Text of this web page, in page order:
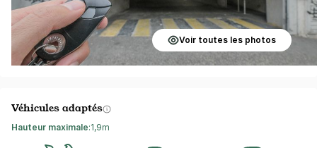
Voir toutes les photos
Véhicules adaptés
Hauteur maximale:1,9m